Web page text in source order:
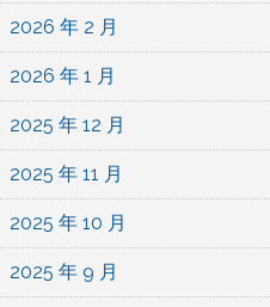
2026 年 2 月
2026 年 1 月
2025 年 12 月
2025 年 11 月
2025 年 10 月
2025 年 9 月